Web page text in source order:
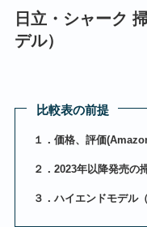
日立・シャーク
デル）
比較表の前提
１．価格、評価
２．2023年以降発売の
３．ハイエンドモデル